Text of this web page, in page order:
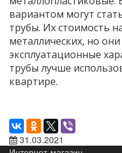
вариантом могут
трубы. Их стоимость
металлических, но
эксплуатационные
трубы лучше
квартире.
31.03.2021